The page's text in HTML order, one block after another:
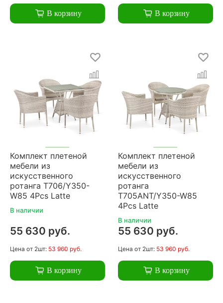
В корзину В корзину
Комплект плетеной
мебели из
искусственного
ротанга T706/Y350-
W85 4Pcs Latte
В наличии
55 630 руб.
Цена от 2шт: 53 960 руб.
В корзину
Комплект плетеной
мебели из
искусственного
ротанга
T705ANT/Y350-W85
4Pcs Latte
В наличии
55 630 руб.
Цена от 2шт: 53 960 руб.
В корзину